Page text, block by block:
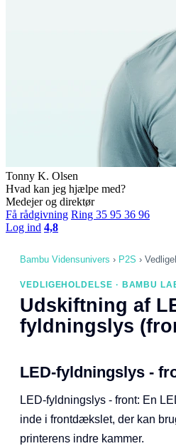
Tonny K. Olsen
Hvad kan jeg hjælpe med?
Medejer og direktør
Få rådgivning Ring 35 95 36 96
Log ind 4,8
Bambu Vidensunivers › P2S ›
VEDLIGEHOLDELSE · BAMBU
Udskiftning af
fyldningslys
LED-fyldningslys -
LED-fyldningslys - front: En
inde i frontdækslet, der kan
printerens indre kammer.